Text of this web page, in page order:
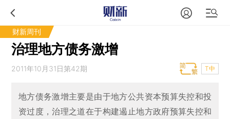
财新周刊
治理地方债务激增
2011年10月31日第42期 T中
地方债务激增主要是由于地方公共资本预算失控和投
资过度，治理之道在于构建遏止地方政府预算失控和